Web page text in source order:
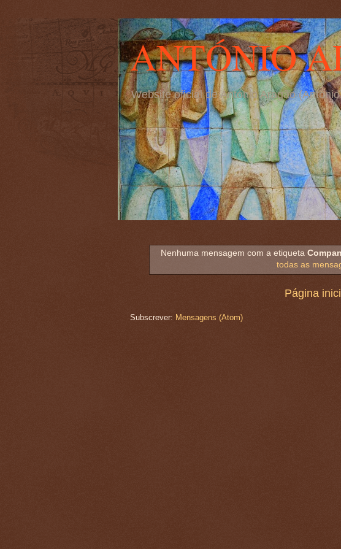
ANTÓNIO
Website oficial de António Aragão
Nenhuma mensagem com a etiqueta
todas as
Página
Subscrever: Mensagens (Atom)